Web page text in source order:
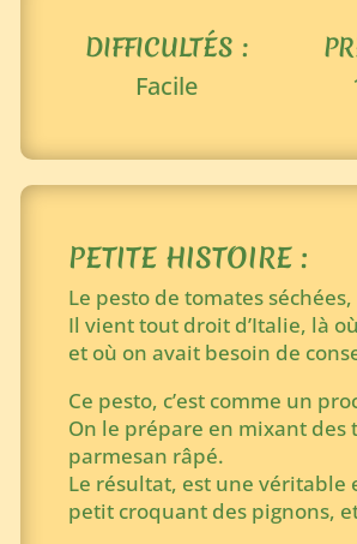
DIFFICULTÉS :
Facile
PETITE HISTOIRE :
Le pesto de tomates
Il vient tout droit d’Italie, là
et où on avait besoin de
Ce pesto, c’est comme un
On le prépare en mixant des
parmesan râpé.
Le résultat, est une véritable
petit croquant des pignons,